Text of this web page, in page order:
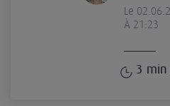
Le
À 21:23
3 min